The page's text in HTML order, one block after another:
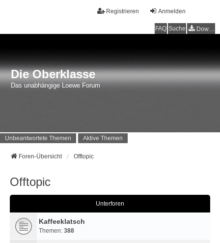
Anmelden
Registrieren
FAQ Suche Downloads
Die Oberklasse
Das unabhängige Loewe Forum
Unbeantwortete Themen Aktive Themen
Foren-Übersicht Offtopic
Offtopic
Unterforen
Kaffeeklatsch
Themen: 388